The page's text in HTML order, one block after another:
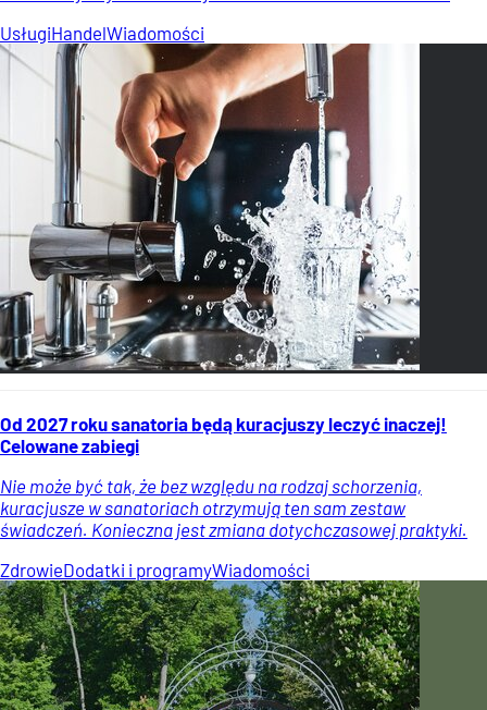
UsługiHandelWiadomości
Od 2027 roku sanatoria będą kuracjuszy leczyć inaczej!
Celowane zabiegi
Nie może być tak, że bez względu na rodzaj schorzenia,
kuracjusze w sanatoriach otrzymują ten sam zestaw
świadczeń. Konieczna jest zmiana dotychczasowej praktyki.
ZdrowieDodatki i programyWiadomości